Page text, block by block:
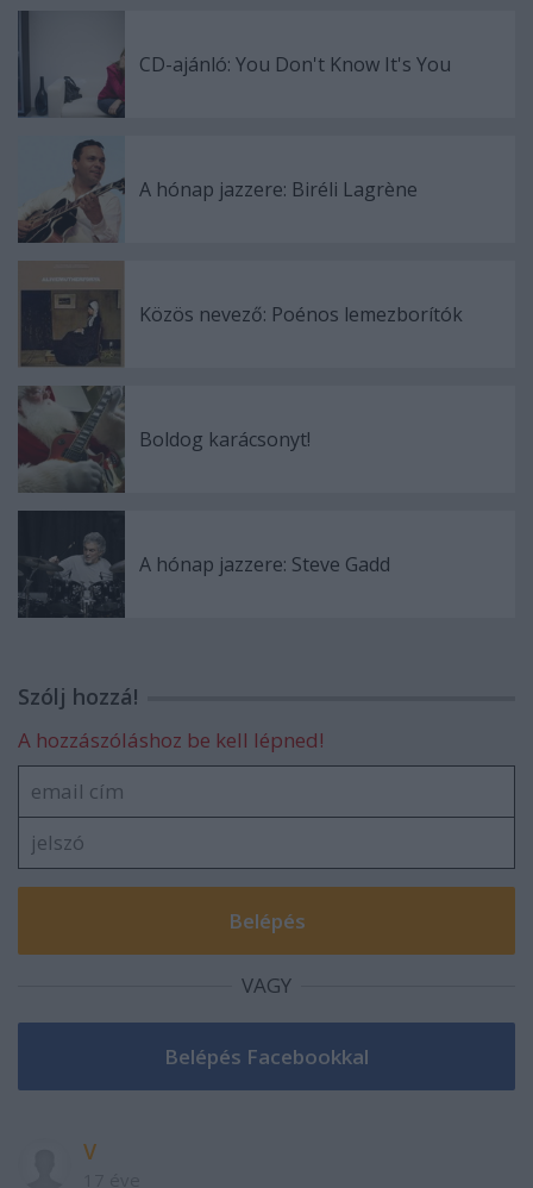
CD-ajánló: You Don't Know It's You
A hónap jazzere: Biréli Lagrène
Közös nevező: Poénos lemezborítók
Boldog karácsonyt!
A hónap jazzere: Steve Gadd
Szólj hozzá!
A hozzászóláshoz be kell lépned!
VAGY
V